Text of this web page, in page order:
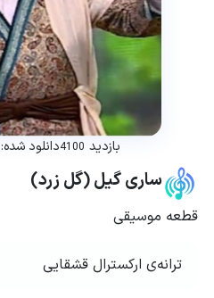
بازدید 4100دانلود شده:
ساری گیل (گل زرد)
قطعه موسیقی
ترانه‌ی ارکسترال قشقایی